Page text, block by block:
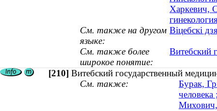
Харкевич,
См. также на другом
языке:
Віцебскі
См. также более
широкое понятие:
Витебский
[210] Витебский государственный
См. также:
Бурак,
Михович,